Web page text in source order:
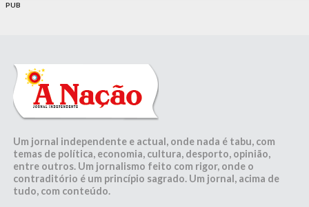
PUB
Um jornal independente e actual, onde nada é tabu, com
temas de política, economia, cultura, desporto, opinião,
entre outros. Um jornalismo feito com rigor, onde o
contraditório é um princípio sagrado. Um jornal, acima de
tudo, com conteúdo.